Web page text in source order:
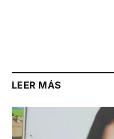
LEER MÁS